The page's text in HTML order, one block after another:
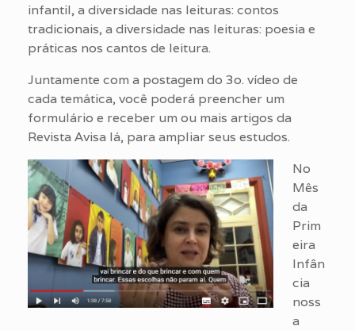
infantil, a diversidade nas leituras: contos
tradicionais, a diversidade nas leituras: poesia e
práticas nos cantos de leitura.
Juntamente com a postagem do 3o. vídeo de
cada temática, você poderá preencher um
formulário e receber um ou mais artigos da
Revista Avisa lá, para ampliar seus estudos.
No
Mês
da
Prim
eira
Infân
cia
noss
a